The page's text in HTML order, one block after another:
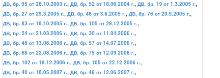
ДВ, бр. 95 от 28.10.2003 г., ДВ, бр. 52 от 18.06.2004 г., ДВ, бр. 19 от 1.3.2005 г.,
ДВ, бр. 27 от 29.3.2005 г., ДВ, бр. 46 от 3.6.2005 г., ДВ, бр. 76 от 20.9.2005 г.,
ДВ, бр. 83 от 18.10.2005 г., ДВ, бр. 105 от 29.12.2005 г.,
ДВ, бр. 24 от 21.03.2006 г., ДВ, бр. 30 от 11.04.2006 г.,
ДВ, бр. 48 от 13.06.2006 г., ДВ, бр. 57 от 14.07.2006 г.,
ДВ, бр. 68 от 22.08.2006 г., ДВ, бр. 75 от 12.09.2006 г.,
ДВ, бр. 102 от 19.12.2006 г., ДВ, бр. 105 от 22.12.2006 г.,
ДВ, бр. 40 от 18.05.2007 г., ДВ, бр. 46 от 12.06.2007 г.,